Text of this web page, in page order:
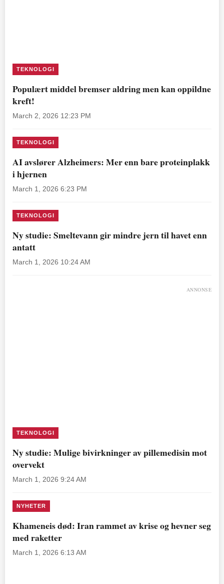
TEKNOLOGI
Populært middel bremser aldring men kan oppildne
kreft!
March 2, 2026 12:23 PM
TEKNOLOGI
AI avslører Alzheimers: Mer enn bare proteinplakk
i hjernen
March 1, 2026 6:23 PM
TEKNOLOGI
Ny studie: Smeltevann gir mindre jern til havet enn
antatt
March 1, 2026 10:24 AM
ANNONSE
TEKNOLOGI
Ny studie: Mulige bivirkninger av pillemedisin mot
overvekt
March 1, 2026 9:24 AM
NYHETER
Khameneis død: Iran rammet av krise og hevner seg
med raketter
March 1, 2026 6:13 AM